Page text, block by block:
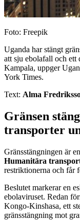
Foto: Freepik
Uganda har stängt
att sju ebolafall och ett
Kampala, uppger
York Times.
Text: Alma
Gränsen
transporter
Gränsstängningen är
Humanitära
restriktionerna och får
Beslutet markerar en
ebolaviruset. Redan
Kongo-Kinshasa, ett
gränsstängning mot